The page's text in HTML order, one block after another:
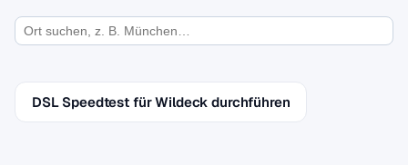
DSL Speedtest für Wildeck durchführen